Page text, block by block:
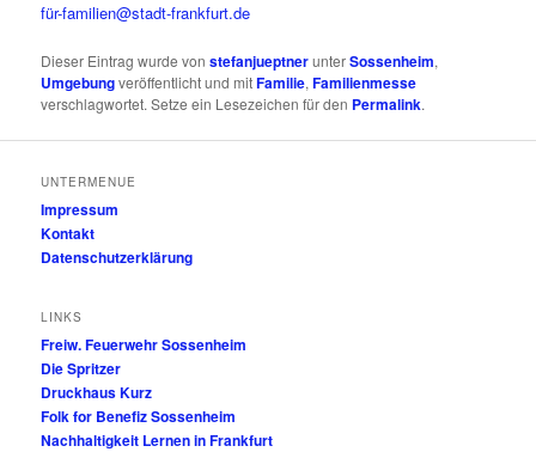
für-familien@stadt-frankfurt.de
Dieser Eintrag wurde vonstefanjueptnerunterSossenheim,
Umgebungveröffentlicht und mitFamilie,Familienmesse
verschlagwortet. Setze ein Lesezeichen für den Permalink.
UNTERMENUE
Impressum
Kontakt
Datenschutzerklärung
LINKS
Freiw. Feuerwehr Sossenheim
Die Spritzer
Druckhaus Kurz
Folk for Benefiz Sossenheim
Nachhaltigkeit Lernen in Frankfurt